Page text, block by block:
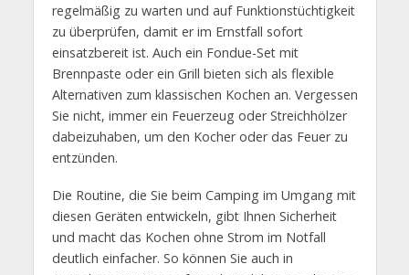
regelmäßig zu warten und auf Funktionstüchtigkeit
zu überprüfen, damit er im Ernstfall sofort
einsatzbereit ist. Auch ein Fondue-Set mit
Brennpaste oder ein Grill bieten sich als flexible
Alternativen zum klassischen Kochen an. Vergessen
Sie nicht, immer ein Feuerzeug oder Streichhölzer
dabeizuhaben, um den Kocher oder das Feuer zu
entzünden.
Die Routine, die Sie beim Camping im Umgang mit
diesen Geräten entwickeln, gibt Ihnen Sicherheit
und macht das Kochen ohne Strom im Notfall
deutlich einfacher. So können Sie auch in